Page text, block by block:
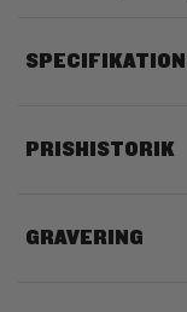
PRISHISTORIK
GRAVERING